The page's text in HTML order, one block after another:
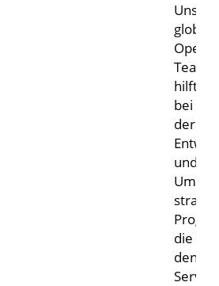
QUALITÄT
Unser
globales
Team
hilft
bei
der
und
die
den
Service